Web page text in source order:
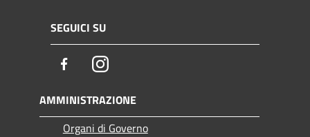
SEGUICI SU
FacebookInstagram
AMMINISTRAZIONE
Organi di Governo